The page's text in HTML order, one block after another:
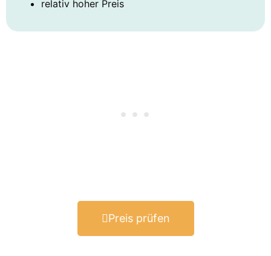
relativ hoher Preis
Preis prüfen